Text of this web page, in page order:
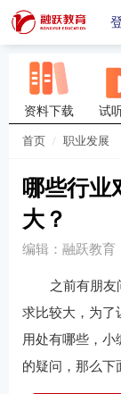
资料下载 试
首页 职业发展
哪些行业
大？
编辑：融跃教育
之前有朋友
求比较大，为了
用处有哪些，
的疑问，那么下